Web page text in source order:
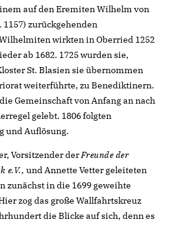
auf den Eremiten Wilhelm von
1157) zurückgehenden
wirkten in Oberried 1252
ab 1682. 1725 wurden sie,
St. Blasien sie übernommen
weiterführte, zu Benediktinern.
Gemeinschaft von Anfang an nach
gelebt. 1806 folgten
und Auflösung.
Vorsitzender derFreunde der
e.V., und Annette Vetter geleiteten
zunächst in die 1699 geweihte
zog das große Wallfahrtskreuz
die Blicke auf sich, denn es